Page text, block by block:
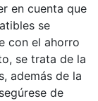
en cuenta que
se
con el ahorro
se trata de la
además de la
de